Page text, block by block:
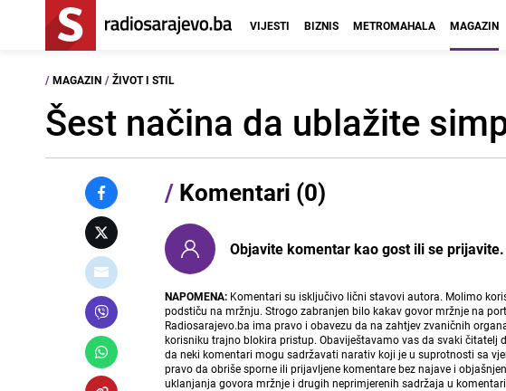
VIJESTI BIZNIS METROMAHALA MAGAZIN
/ MAGAZIN / ŽIVOT I STIL
Šest načina da ublažite
/ Komentari (0)
Objavite komentar kao gost ili se prijavite.
NAPOMENA: Komentari su isključivo lični stavovi autora. Molimo
podstiču na mržnju. Strogo zabranjen bilo kakav govor mržnje na
Radiosarajevo.ba ima pravo i obavezu da na zahtjev zvaničnih
korisniku trajno blokira pristup. Obaviještavamo vas da svaki
da neki komentari mogu sadržavati narativ koji je u suprotnosti sa
pravo da obriše sporne ili prijavljene komentare bez najave i
uklanjanja govora mržnje i drugih neprimjerenih sadržaja u